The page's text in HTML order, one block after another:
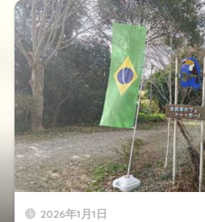
2026年1月1日